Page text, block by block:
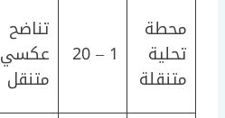
محطة
تحلية
متنقلة
1 – 20
تناضح
عكسي
متنقل